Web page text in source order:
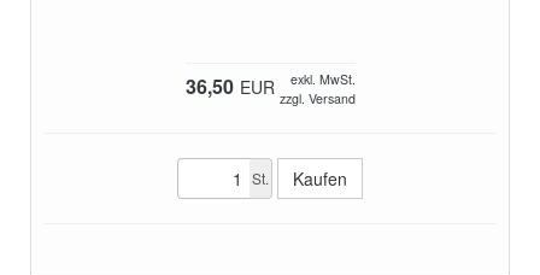
36,50 EUR
exkl. MwSt.
zzgl. Versand
St.